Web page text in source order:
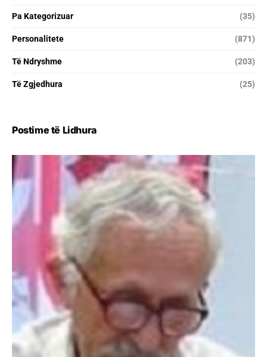
Pa Kategorizuar (35)
Personalitete (871)
Të Ndryshme (203)
Të Zgjedhura (25)
Postime të Lidhura